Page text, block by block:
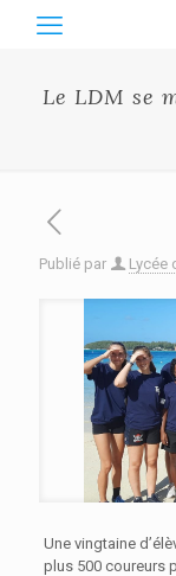
Le LDM se
Publié par Lycée
Une vingtaine
plus 500 coureurs